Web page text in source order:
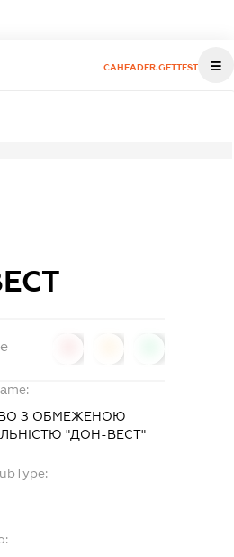
CAHEADER.GETTEST
З ОБМЕЖЕНОЮ
"ДОН-ВЕСТ"